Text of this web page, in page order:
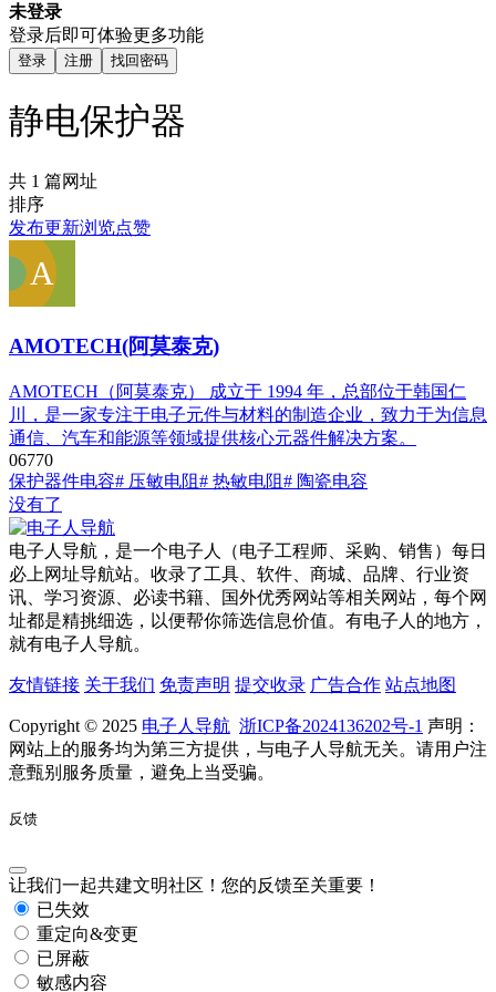
未登录
登录后即可体验更多功能
登录 注册 找回密码
静电保护器
共 1 篇网址
排序
发布更新浏览点赞
AMOTECH(阿莫泰克)
AMOTECH（阿莫泰克） 成立于 1994 年，总部位于韩国仁
川，是一家专注于电子元件与材料的制造企业，致力于为信息
通信、汽车和能源等领域提供核心元器件解决方案。
06770
保护器件电容# 压敏电阻# 热敏电阻# 陶瓷电容
没有了
电子人导航，是一个电子人（电子工程师、采购、销售）每日
必上网址导航站。收录了工具、软件、商城、品牌、行业资
讯、学习资源、必读书籍、国外优秀网站等相关网站，每个网
址都是精挑细选，以便帮你筛选信息价值。有电子人的地方，
就有电子人导航。
友情链接 关于我们 免责声明 提交收录 广告合作 站点地图
Copyright © 2025 电子人导航 浙ICP备2024136202号-1 声明：
网站上的服务均为第三方提供，与电子人导航无关。请用户注
意甄别服务质量，避免上当受骗。
反馈
让我们一起共建文明社区！您的反馈至关重要！
已失效
重定向&变更
已屏蔽
敏感内容